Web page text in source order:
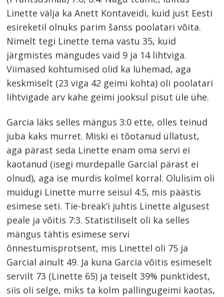
Linette välja ka Anett Kontaveidi, kuid just Eesti
esireketil olnuks parim šanss poolatari võita.
Nimelt tegi Linette tema vastu 35, kuid
järgmistes mängudes vaid 9 ja 14 lihtviga.
Viimased kohtumised olid ka lühemad, aga
keskmiselt (23 viga 42 geimi kohta) oli poolatari
lihtvigade arv kahe geimi jooksul pisut üle ühe.
Garcia läks selles mängus 3:0 ette, olles teinud
juba kaks murret. Miski ei tõotanud üllatust,
aga pärast seda Linette enam oma servi ei
kaotanud (isegi murdepalle Garcial pärast ei
olnud), aga ise murdis kolmel korral. Olulisim oli
muidugi Linette murre seisul 4:5, mis päästis
esimese seti. Tie-break’i juhtis Linette algusest
peale ja võitis 7:3. Statistiliselt oli ka selles
mängus tähtis esimese servi
õnnestumisprotsent, mis Linettel oli 75 ja
Garcial ainult 49. Ja kuna Garcia võitis esimeselt
servilt 73 (Linette 65) ja teiselt 39% punktidest,
siis oli selge, miks ta kolm pallingugeimi kaotas,